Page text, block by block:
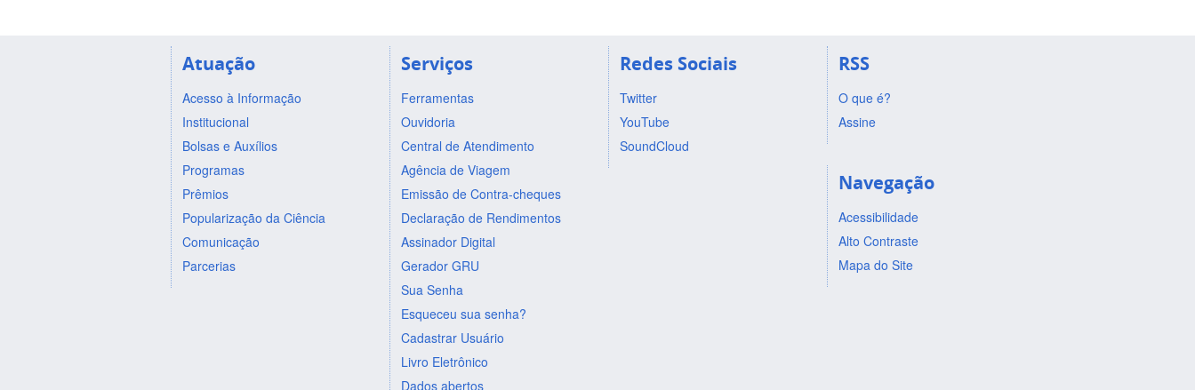
Atuação
Acesso à Informação
Institucional
Bolsas e Auxílios
Programas
Prêmios
Popularização da Ciência
Comunicação
Parcerias
Serviços
Ferramentas
Ouvidoria
Central de Atendimento
Agência de Viagem
Emissão de Contra-cheques
Declaração de Rendimentos
Assinador Digital
Gerador GRU
Sua Senha
Esqueceu sua senha?
Cadastrar Usuário
Livro Eletrônico
Dados abertos
Redes Sociais
Twitter
YouTube
SoundCloud
RSS
O que é?
Assine
Navegação
Acessibilidade
Alto Contraste
Mapa do Site